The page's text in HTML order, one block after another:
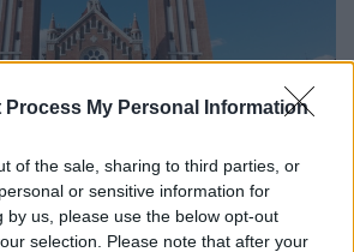
Process My Personal Information
of the sale, sharing to third parties, or
or sensitive information for
by us, please use the below opt-out
selection. Please note that after your
szabadtéri színpad